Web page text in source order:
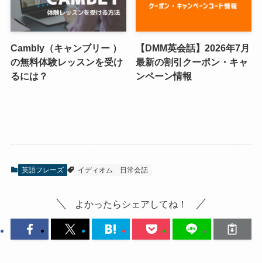
Cambly（キャンブリー ）
の無料体験レッスンを受け
るには？
【DMM英会話】2026年7月
最新の割引クーポン・キャ
ンペーン情報
英語フレーズ イディオム 日常会話
よかったらシェアしてね！